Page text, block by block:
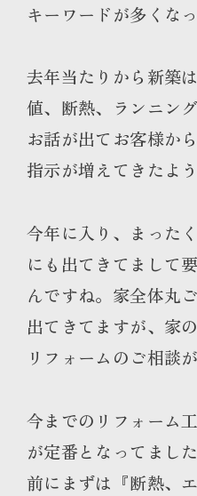
キーワードが多くな
去年当たりから新築
値、断熱、ランニン
お話が出てお客様か
指示が増えてきたよ
今年に入り、まった
にも出てきてまして
んですね。家全体丸
出てきてますが、家
リフォームのご相談
今までのリフォーム
が定番となってまし
前にまずは『断熱、